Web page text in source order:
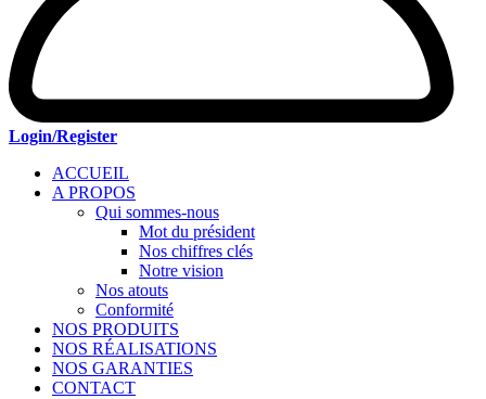
Login/Register
ACCUEIL
A PROPOS
Qui sommes-nous
Mot du président
Nos chiffres clés
Notre vision
Nos atouts
Conformité
NOS PRODUITS
NOS RÉALISATIONS
NOS GARANTIES
CONTACT